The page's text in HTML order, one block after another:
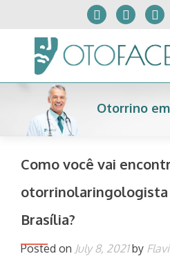
Otorrino
Como você vai
Brasília?
Posted on July 8, 2021by